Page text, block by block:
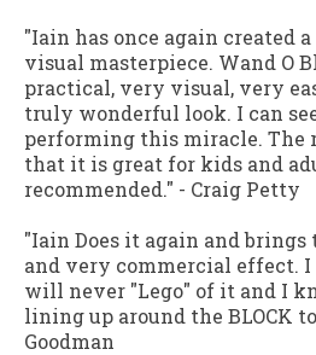
"Iain has once again created
visual masterpiece. Wand O
practical, very visual, very
truly wonderful look. I can
performing this miracle. The
that it is great for kids and
recommended." - Craig Petty
"Iain Does it again and
and very commercial effect.
will never "Lego" of it and I
lining up around the BLOCK
Goodman